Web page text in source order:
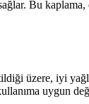
Bu
üzere, iyi
uygun